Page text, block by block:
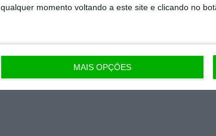
qualquer momento voltando a este site e clicando no
MAIS OPÇÕES
Veja todos os planos!